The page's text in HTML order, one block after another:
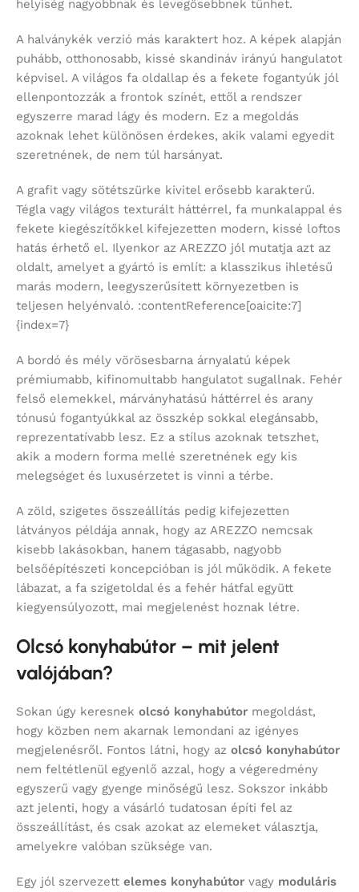
helyiség nagyobbnak és levegősebbnek tűnhet.
A halványkék verzió más karaktert hoz. A képek alapján
puhább, otthonosabb, kissé skandináv irányú hangulatot
képvisel. A világos fa oldallap és a fekete fogantyúk jól
ellenpontozzák a frontok színét, ettől a rendszer
egyszerre marad lágy és modern. Ez a megoldás
azoknak lehet különösen érdekes, akik valami egyedit
szeretnének, de nem túl harsányat.
A grafit vagy sötétszürke kivitel erősebb karakterű.
Tégla vagy világos texturált háttérrel, fa munkalappal és
fekete kiegészítőkkel kifejezetten modern, kissé loftos
hatás érhető el. Ilyenkor az AREZZO jól mutatja azt az
oldalt, amelyet a gyártó is említ: a klasszikus ihletésű
marás modern, leegyszerűsített környezetben is
teljesen helyénvaló. :contentReference[oaicite:7]
{index=7}
A bordó és mély vörösesbarna árnyalatú képek
prémiumabb, kifinomultabb hangulatot sugallnak. Fehér
felső elemekkel, márványhatású háttérrel és arany
tónusú fogantyúkkal az összkép sokkal elegánsabb,
reprezentatívabb lesz. Ez a stílus azoknak tetszhet,
akik a modern forma mellé szeretnének egy kis
melegséget és luxusérzetet is vinni a térbe.
A zöld, szigetes összeállítás pedig kifejezetten
látványos példája annak, hogy az AREZZO nemcsak
kisebb lakásokban, hanem tágasabb, nagyobb
belsőépítészeti koncepcióban is jól működik. A fekete
lábazat, a fa szigetoldal és a fehér hátfal együtt
kiegyensúlyozott, mai megjelenést hoznak létre.
Olcsó konyhabútor – mit jelent
valójában?
Sokan úgy keresnek olcsó konyhabútor megoldást,
hogy közben nem akarnak lemondani az igényes
megjelenésről. Fontos látni, hogy az olcsó konyhabútor
nem feltétlenül egyenlő azzal, hogy a végeredmény
egyszerű vagy gyenge minőségű lesz. Sokszor inkább
azt jelenti, hogy a vásárló tudatosan építi fel az
összeállítást, és csak azokat az elemeket választja,
amelyekre valóban szüksége van.
Egy jól szervezett elemes konyhabútor vagy moduláris